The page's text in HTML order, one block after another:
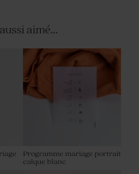
Savon artisanal mariage
senteur Fraîcheur
aimé...
Programme mariage portrait
calque blanc